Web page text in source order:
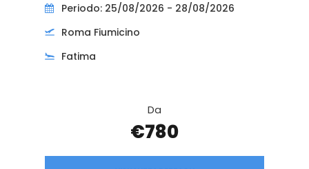
Periodo: 25/08/2026 - 28/08/2026
Roma Fiumicino
Fatima
Da
€780